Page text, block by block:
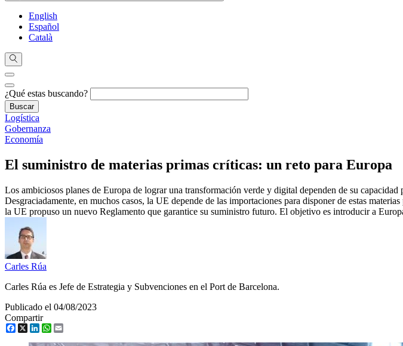
English
Español
Català
¿Qué estas buscando?
Logística
Gobernanza
Economía
El suministro de materias primas críticas: un reto para Europa
Los ambiciosos planes de Europa de lograr una transformación verde y digital dependen de su
Desgraciadamente, en muchos casos, la UE depende de las importaciones para disponer de estas
la UE propuso un nuevo Reglamento que garantice su suministro futuro. El objetivo es introducir a
Carles Rúa
Carles Rúa es Jefe de Estrategia y Subvenciones en el Port de Barcelona.
Publicado el 04/08/2023
Compartir
Facebook
X LinkedInWhatsApp